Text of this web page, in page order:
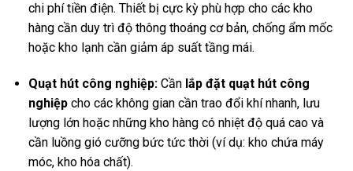
chi phí tiền điện. Thiết bị cực kỳ phù hợp cho các kho
hàng cần duy trì độ thông thoáng cơ bản, chống ẩm mốc
hoặc kho lạnh cần giảm áp suất tầng mái.
Quạt hút công nghiệp:Cần lắp đặt quạt hút công
nghiệpcho các không gian cần trao đổi khí nhanh, lưu
lượng lớn hoặc những kho hàng có nhiệt độ quá cao và
cần luồng gió cưỡng bức tức thời (ví dụ: kho chứa máy
móc, kho hóa chất).